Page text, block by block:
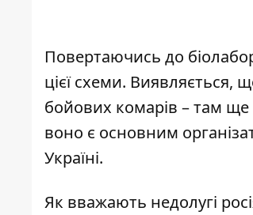
Повертаючись до
цієї схеми. Виявляється,
бойових комарів – там ще
воно є основним
Україні.
Як вважають недолугі